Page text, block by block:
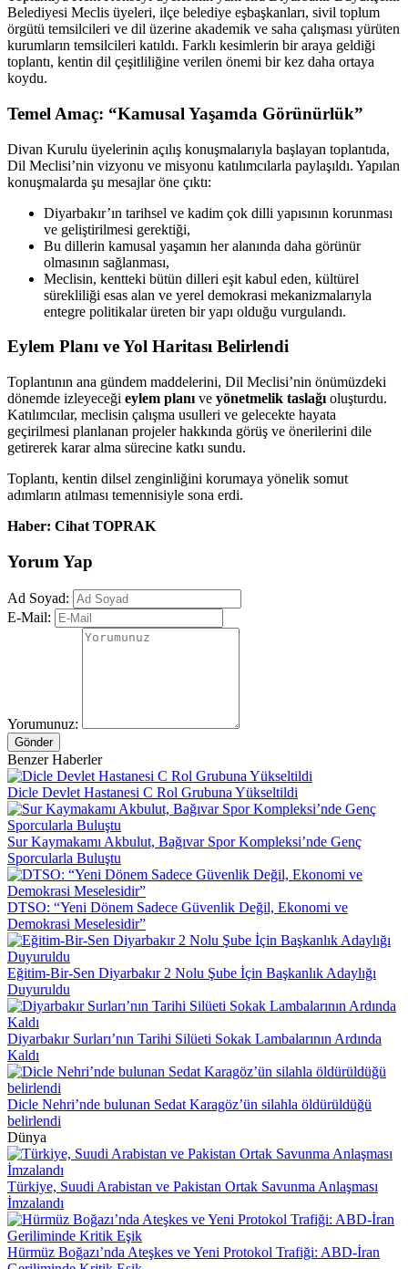
Belediyesi Meclis üyeleri, ilçe belediye eşbaşkanları, sivil toplum
örgütü temsilcileri ve dil üzerine akademik ve saha çalışması yürüten
kurumların temsilcileri katıldı. Farklı kesimlerin bir araya geldiği
toplantı, kentin dil çeşitliliğine verilen önemi bir kez daha ortaya
koydu.
Temel Amaç: “Kamusal Yaşamda Görünürlük”
Divan Kurulu üyelerinin açılış konuşmalarıyla başlayan toplantıda,
Dil Meclisi’nin vizyonu ve misyonu katılımcılarla paylaşıldı. Yapılan
konuşmalarda şu mesajlar öne çıktı:
Diyarbakır’ın tarihsel ve kadim çok dilli yapısının korunması
ve geliştirilmesi gerektiği,
Bu dillerin kamusal yaşamın her alanında daha görünür
olmasının sağlanması,
Meclisin, kentteki bütün dilleri eşit kabul eden, kültürel
sürekliliği esas alan ve yerel demokrasi mekanizmalarıyla
entegre politikalar üreten bir yapı olduğu vurgulandı.
Eylem Planı ve Yol Haritası Belirlendi
Toplantının ana gündem maddelerini, Dil Meclisi’nin önümüzdeki
dönemde izleyeceği eylem planı ve yönetmelik taslağı oluşturdu.
Katılımcılar, meclisin çalışma usulleri ve gelecekte hayata
geçirilmesi planlanan projeler hakkında görüş ve önerilerini dile
getirerek karar alma sürecine katkı sundu.
Toplantı, kentin dilsel zenginliğini korumaya yönelik somut
adımların atılması temennisiyle sona erdi.
Haber: Cihat TOPRAK
Yorum Yap
Ad Soyad:
E-Mail:
Yorumunuz:
Gönder
Benzer Haberler
Dicle Devlet Hastanesi C Rol Grubuna Yükseltildi
Sur Kaymakamı Akbulut, Bağıvar Spor Kompleksi’nde Genç
Sporcularla Buluştu
DTSO: “Yeni Dönem Sadece Güvenlik Değil, Ekonomi ve
Demokrasi Meselesidir”
Eğitim-Bir-Sen Diyarbakır 2 Nolu Şube İçin Başkanlık Adaylığı
Duyuruldu
Diyarbakır Surları’nın Tarihi Silüeti Sokak Lambalarının Ardında
Kaldı
Dicle Nehri’nde bulunan Sedat Karagöz’ün silahla öldürüldüğü
belirlendi
Dünya
Türkiye, Suudi Arabistan ve Pakistan Ortak Savunma Anlaşması
İmzalandı
Hürmüz Boğazı’nda Ateşkes ve Yeni Protokol Trafiği: ABD-İran